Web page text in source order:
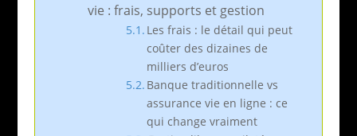
vie : frais, supports et gestion
Les frais : le détail qui peut
coûter des dizaines de
milliers d’euros
Banque traditionnelle vs
assurance vie en ligne : ce
qui change vraiment